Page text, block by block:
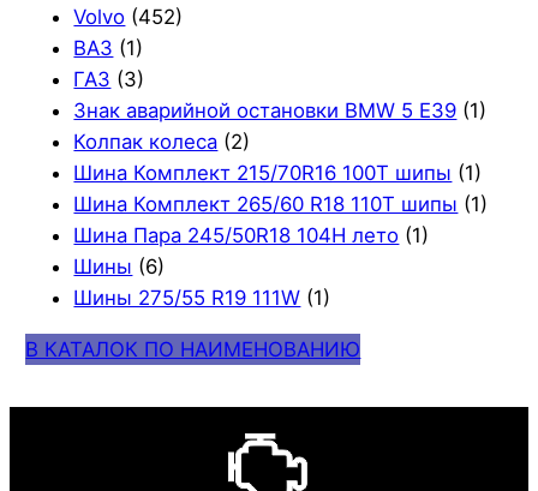
Volvo (452)
ВАЗ (1)
ГАЗ (3)
Знак аварийной остановки BMW 5 E39 (1)
Колпак колеса (2)
Шина Комплект 215/70R16 100T шипы (1)
Шина Комплект 265/60 R18 110T шипы (1)
Шина Пара 245/50R18 104H лето (1)
Шины (6)
Шины 275/55 R19 111W (1)
В КАТАЛОК ПО НАИМЕНОВАНИЮ